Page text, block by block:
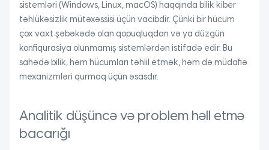
sistemləri (Windows, Linux, macOS) haqqında bilik kiber
təhlükəsizlik mütəxəssisi üçün vacibdir. Çünki bir hücum
çox vaxt şəbəkədə olan qopuqluqdan və ya düzgün
konfiqurasiya olunmamış sistemlərdən istifadə edir. Bu
sahədə bilik, həm hücumları təhlil etmək, həm də müdafiə
mexanizmləri qurmaq üçün əsasdır.
Analitik düşüncə və problem həll etmə
bacarığı